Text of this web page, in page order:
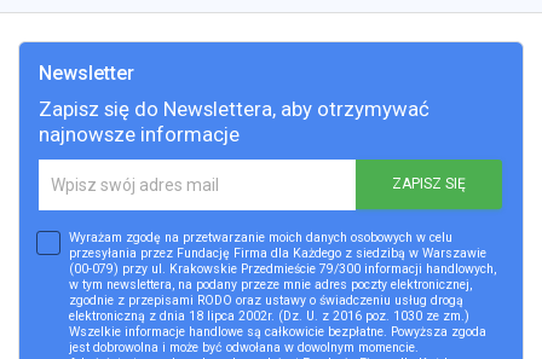
Newsletter
Zapisz się do Newslettera, aby otrzymywać
najnowsze informacje
ZAPISZ SIĘ
Wyrażam zgodę na przetwarzanie moich danych osobowych w celu
przesyłania przez Fundację Firma dla Każdego z siedzibą w Warszawie
(00-079) przy ul. Krakowskie Przedmieście 79/300 informacji handlowych,
w tym newslettera, na podany przeze mnie adres poczty elektronicznej,
zgodnie z przepisami RODO oraz ustawy o świadczeniu usług drogą
elektroniczną z dnia 18 lipca 2002r. (Dz. U. z 2016 poz. 1030 ze zm.)
Wszelkie informacje handlowe są całkowicie bezpłatne. Powyższa zgoda
jest dobrowolna i może być odwołana w dowolnym momencie.